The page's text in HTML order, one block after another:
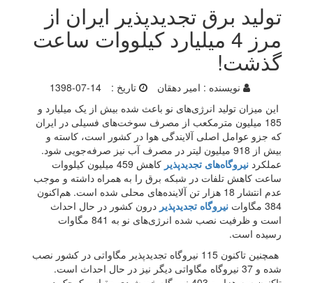
تولید برق تجدیدپذیر ایران از
مرز 4 میلیارد کیلووات ساعت
گذشت!
نویسنده : امیر دهقان تاریخ :
1398-07-14
این میزان تولید انرژی‌های نو باعث شده بیش از یک میلیارد و
185 میلیون مترمکعب از مصرف سوخت‌های فسیلی در ایران
که جزو عوامل اصلی آلایندگی هوا در کشور است، کاسته و
بیش از 918 میلیون لیتر در مصرف آب نیز صرفه‌جویی شود.
عملکرد نیروگاه‌های تجدیدپذیر
کاهش 459 میلیون کیلووات
ساعت کاهش تلفات در شبکه برق را به همراه داشته و موجب
عدم انتشار 18 هزار تن آلاینده‌های محلی شده است. هم‌اکنون
384 مگاوات
نیروگاه تجدیدپذیر درون کشور در حال احداث
است و ظرفیت نصب شده انرژی‌های نو به 841 مگاوات
رسیده است.
همچنین تاکنون 115 نیروگاه تجدیدپذیر مگاواتی در کشور نصب
شده و 37 نیروگاه مگاواتی دیگر نیز در حال احداث است.